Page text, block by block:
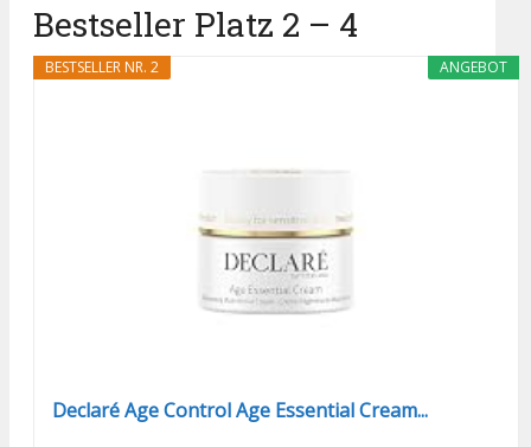
Bestseller Platz 2 – 4
ANGEBOT
BESTSELLER NR. 2
Declaré Age Control Age Essential Cream...